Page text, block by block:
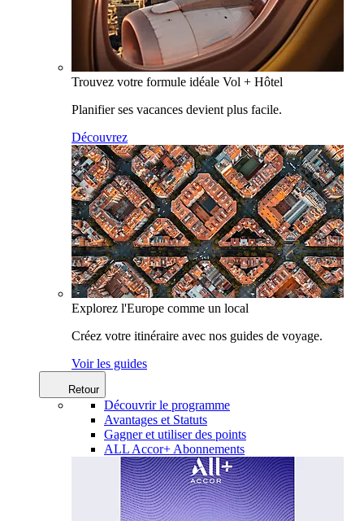
Trouvez votre formule idéale Vol + Hôtel
Planifier ses vacances devient plus facile.
Découvrez
Explorez l'Europe comme un local
Créez votre itinéraire avec nos guides de voyage.
Voir les guides
Retour
Découvrir le programme
Avantages et Statuts
Gagner et utiliser des points
ALL Accor+ Abonnements